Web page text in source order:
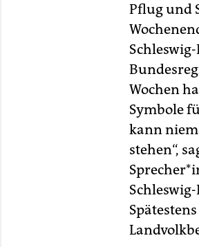
Pflug und
Wochen
Symbole
kann
stehen“,